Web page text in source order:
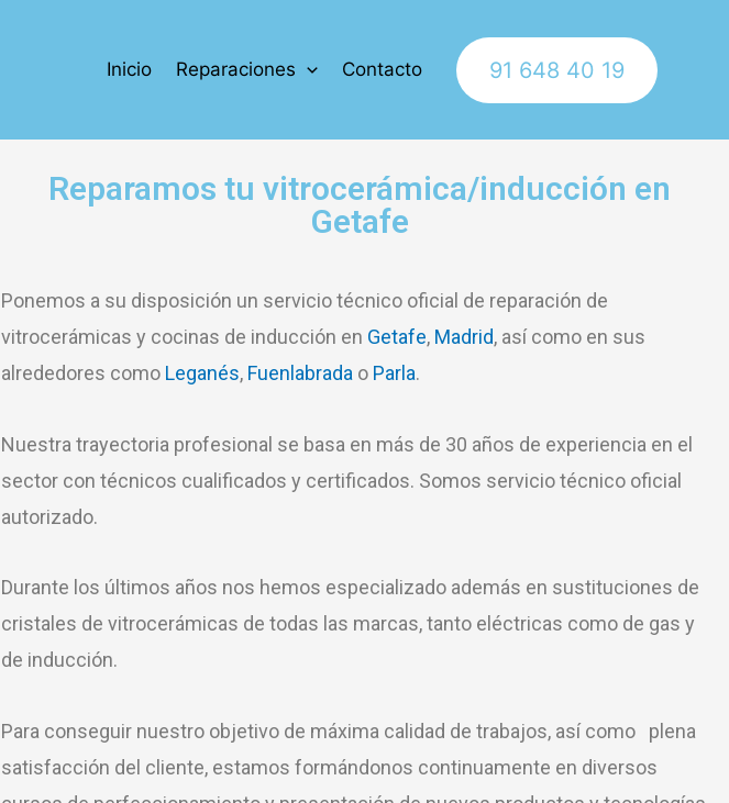
Inicio Reparaciones Contacto 91 648 40 19
Reparamos tu vitrocerámica/inducción en
Getafe
Ponemos a su disposición un servicio técnico oficial de reparación de
vitrocerámicas y cocinas de inducción en Getafe, Madrid, así como en sus
alrededores como Leganés, Fuenlabrada o Parla.
Nuestra trayectoria profesional se basa en más de 30 años de experiencia en el
sector con técnicos cualificados y certificados. Somos servicio técnico oficial
autorizado.
Durante los últimos años nos hemos especializado además en sustituciones de
cristales de vitrocerámicas de todas las marcas, tanto eléctricas como de gas y
de inducción.
Para conseguir nuestro objetivo de máxima calidad de trabajos, así como plena
satisfacción del cliente, estamos formándonos continuamente en diversos